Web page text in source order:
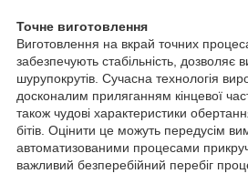
Точне виготовлення
Виготовлення на вкрай точних
забезпечують стабільність, дозволяє
шурупокрутів. Сучасна технологія
досконалим приляганням кінцевої
також чудові характеристики
бітів. Оцінити це можуть передусім
автоматизованими процесами
важливий безперебійний перебіг